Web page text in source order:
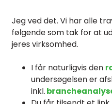
Jeg ved det. Vi har alle
følgende som tak for at
jeres virksomhed.
I får naturligvis den
undersøgelsen er
inkl.